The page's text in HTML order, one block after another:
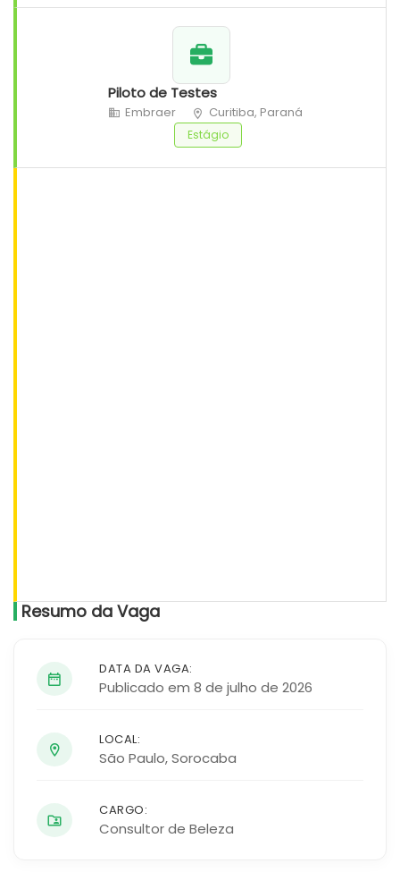
Piloto de Testes
Embraer Curitiba, Paraná
Estágio
Resumo da Vaga
DATA DA VAGA:
Publicado em 8 de julho de 2026
LOCAL:
São Paulo,Sorocaba
CARGO:
Consultor de Beleza